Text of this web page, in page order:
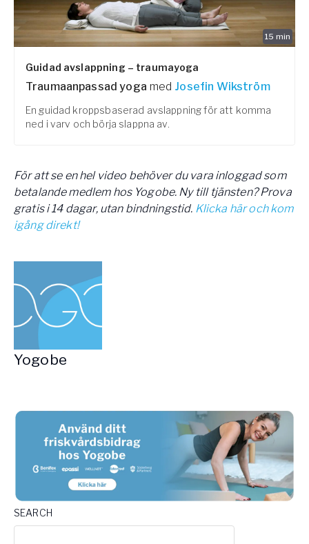
15 min
Guidad avslappning – traumayoga
Traumaanpassad yoga med Josefin Wikström
En guidad kroppsbaserad avslappning för att komma
ned i varv och börja slappna av.
För att se en hel video behöver du vara inloggad som
betalande medlem hos Yogobe. Ny till tjänsten? Prova
gratis i 14 dagar, utan bindningstid. Klicka här och kom
igång direkt!
Yogobe
SEARCH